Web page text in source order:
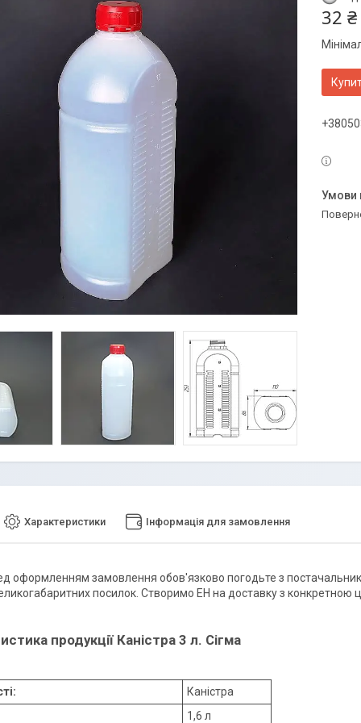
32 ₴
Характеристики Інформація для замовлення
оформленням замовлення обов'язково погодьте з
посилок. Створимо ЕН на доставку з конкретною
продукції Каністра 3 л. Сігма
Каністра
1,6 л